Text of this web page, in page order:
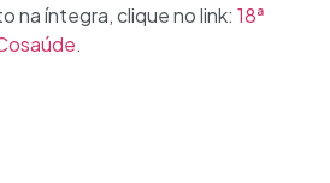
na íntegra, clique no link: 18ª
.